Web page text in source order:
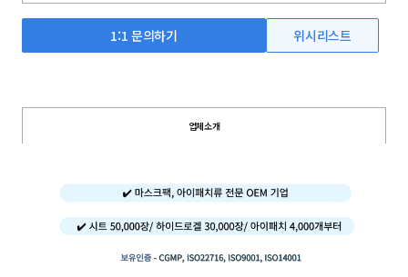
1:1 문의하기 위시리스트
업체소개